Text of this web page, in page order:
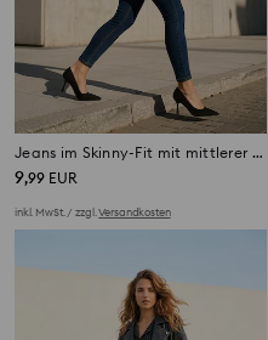
Jeans im Skinny-Fit mit mittlerer Leibhöhe
9,99 EUR
inkl. MwSt. / zzgl.Versandkosten